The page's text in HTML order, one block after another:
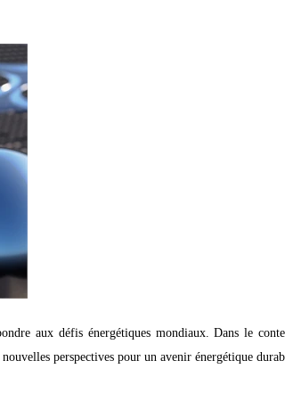
aux défis énergétiques mondiaux. Dans le
perspectives pour un avenir énergétique